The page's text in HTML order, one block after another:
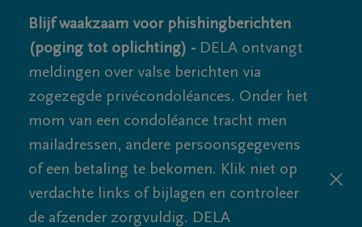
Blijf waakzaam voor phishingberichten
(poging tot oplichting) - DELA ontvangt
meldingen over valse berichten via
zogezegde privécondoléances. Onder het
mom van een condoléance tracht men
mailadressen, andere persoonsgegevens
of een betaling te bekomen. Klik niet op
verdachte links of bijlagen en controleer
de afzender zorgvuldig. DELA